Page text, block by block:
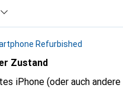
Refurbished
Zustand
iPhone (oder auch